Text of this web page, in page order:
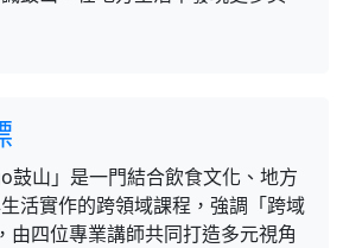
鼓山」是一門結合飲食文化、地方
活實作的跨領域課程，強調「跨域
由四位專業講師共同打造多元視角